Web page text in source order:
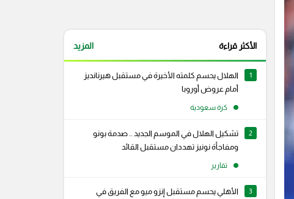
الأكثر قراءة المزيد
1
الهلال يحسم كلمته الأخيرة في مستقبل هيرنانديز
أمام عروض أوروبا
كرة سعودية
2
تشكيل الهلال في الموسم الجديد .. صدمة بونو
ومفاجأة نونيز تهددان مستقبل القائد
تقارير
3
الأهلي يحسم مستقبل إنزو ميو مع الفريق في